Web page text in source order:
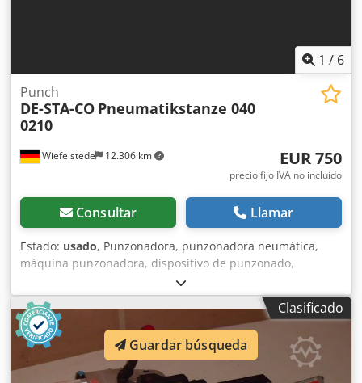
1 / 6
Wiefelstede 12.306 km
Punch
DE-STA-CO Pneumatikstanze 040
0210
EUR 750
precio fijo IVA no incluído
Consultar Llamar
Estado: usado, Punzonadora, punzonadora neumática,
máquina punzonadora, dispositivo de punzonado,
máquina perforadora, punzonadora neumática manual -
Fabricante: DE-STA-CO, punzonadora neumática -Tipo: 040
0210 -Punzón integrado: Ø 2,5 mm -Salida máxima: 25 mm
-Dimensiones: 190/200/A510 mm -Peso: 24 kg Credpfjfwx
Uysx Anuof
Clasificado
Guardar búsqueda